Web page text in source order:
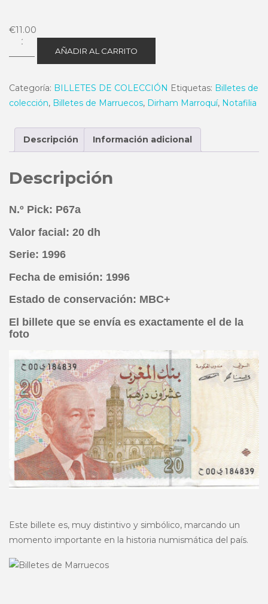
€11.00
Dh
P67a
Estado
cantidad
AÑADIR AL CARRITO
Categoría: BILLETES DE COLECCIÓN Etiquetas: Billetes de
colección, Billetes de Marruecos, Dirham Marroquí, Notafilia
Descripción Información adicional
Descripción
N.º Pick: P67a
Valor facial: 20 dh
Serie: 1996
Fecha de emisión: 1996
Estado de conservación: MBC+
El billete que se envía es exactamente el de la
foto
Este billete es, muy distintivo y simbólico, marcando un
momento importante en la historia numismática del país.